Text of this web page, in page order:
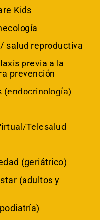
Kids
salud reproductiva
previa a la
prevención
(endocrinología)
Telesalud
(geriátrico)
(adultos y